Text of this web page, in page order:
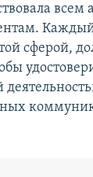
Каждый
сферой,